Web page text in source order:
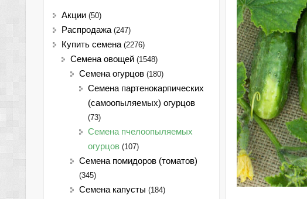
Акции (50)
Распродажа (247)
Купить семена (2276)
Семена овощей (1548)
Семена огурцов (180)
Семена партенокарпических
(самоопыляемых) огурцов
(73)
Семена пчелоопыляемых
огурцов (107)
Семена помидоров (томатов)
(345)
Семена капусты (184)